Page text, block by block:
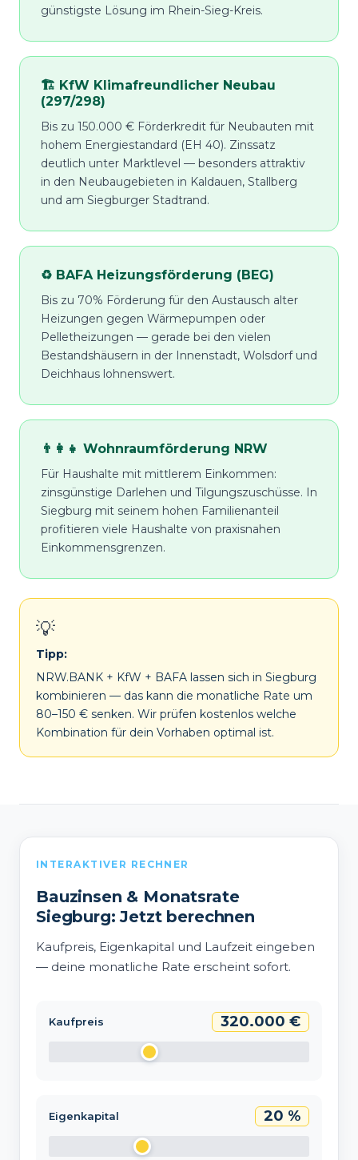
günstigste Lösung im Rhein-Sieg-Kreis.
🏗️ KfW Klimafreundlicher Neubau
(297/298)
Bis zu 150.000 € Förderkredit für Neubauten mit
hohem Energiestandard (EH 40). Zinssatz
deutlich unter Marktlevel — besonders attraktiv
in den Neubaugebieten in Kaldauen, Stallberg
und am Siegburger Stadtrand.
♻️ BAFA Heizungsförderung (BEG)
Bis zu 70% Förderung für den Austausch alter
Heizungen gegen Wärmepumpen oder
Pelletheizungen — gerade bei den vielen
Bestandshäusern in der Innenstadt, Wolsdorf und
Deichhaus lohnenswert.
👨‍👩‍👧 Wohnraumförderung NRW
Für Haushalte mit mittlerem Einkommen:
zinsgünstige Darlehen und Tilgungszuschüsse. In
Siegburg mit seinem hohen Familienanteil
profitieren viele Haushalte von praxisnahen
Einkommensgrenzen.
💡
Tipp:
NRW.BANK + KfW + BAFA lassen sich in Siegburg
kombinieren — das kann die monatliche Rate um
80–150 € senken. Wir prüfen kostenlos welche
Kombination für dein Vorhaben optimal ist.
INTERAKTIVER RECHNER
Bauzinsen & Monatsrate
Siegburg: Jetzt berechnen
Kaufpreis, Eigenkapital und Laufzeit eingeben
— deine monatliche Rate erscheint sofort.
Kaufpreis 320.000 €
Eigenkapital 20 %